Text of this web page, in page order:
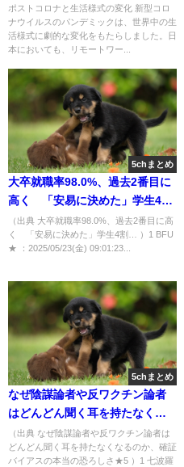
ンド（ブログ記事）
ポストコロナと生活様式の変化 新型コロ
ナウイルスのパンデミックは、世界中の生
活様式に劇的な変化をもたらしました。日
本においても、リモートワー...
5chまとめ
大卒就職率98.0%、過去2番目に
高く 「安易に決めた」学生4
割… [BFU★]
（出典 大卒就職率98.0%、過去2番目に高
く 「安易に決めた」学生4割… ）1 BFU
★ ：2025/05/23(金) 09:01:23...
5chまとめ
なぜ陰謀論者や反ワクチン論者
はどんどん聞く耳を持たなくな
るのか、確証バイアスの本当の
恐ろしさ★5 [七波羅探題★]
（出典 なぜ陰謀論者や反ワクチン論者は
どんどん聞く耳を持たなくなるのか、確証
バイアスの本当の恐ろしさ★5 ）1 七波羅